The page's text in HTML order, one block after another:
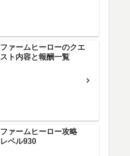
ファームヒーローのクエ
スト内容と報酬一覧
ファームヒーロー攻略
レベル930